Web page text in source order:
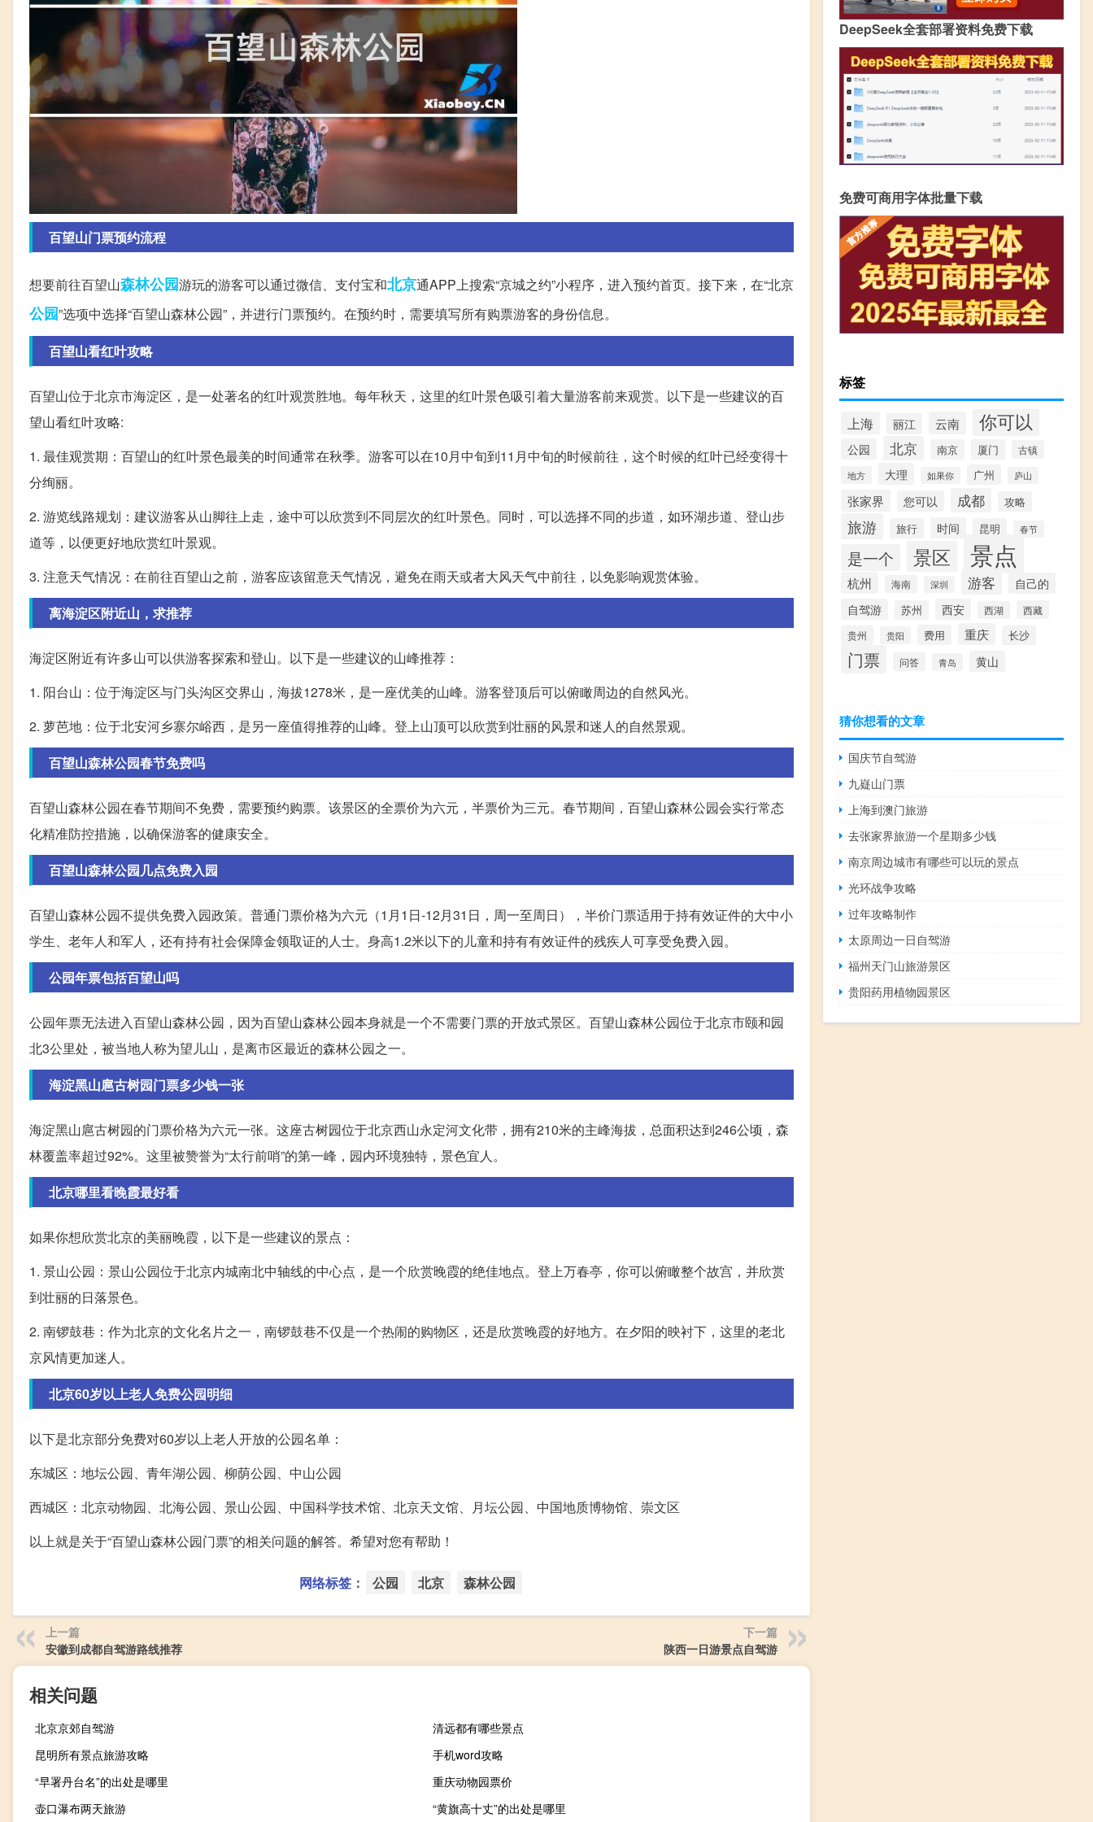
百望山门票预约流程
想要前往百望山森林公园游玩的游客可以通过微信、支付宝和北京通APP上搜索“京城之约”小程序，进入预约首页。接下来，在“北京
公园”选项中选择“百望山森林公园”，并进行门票预约。在预约时，需要填写所有购票游客的身份信息。
百望山看红叶攻略
百望山位于北京市海淀区，是一处著名的红叶观赏胜地。每年秋天，这里的红叶景色吸引着大量游客前来观赏。以下是一些建议的百
望山看红叶攻略:
1. 最佳观赏期：百望山的红叶景色最美的时间通常在秋季。游客可以在10月中旬到11月中旬的时候前往，这个时候的红叶已经变得十
分绚丽。
2. 游览线路规划：建议游客从山脚往上走，途中可以欣赏到不同层次的红叶景色。同时，可以选择不同的步道，如环湖步道、登山步
道等，以便更好地欣赏红叶景观。
3. 注意天气情况：在前往百望山之前，游客应该留意天气情况，避免在雨天或者大风天气中前往，以免影响观赏体验。
离海淀区附近山，求推荐
海淀区附近有许多山可以供游客探索和登山。以下是一些建议的山峰推荐：
1. 阳台山：位于海淀区与门头沟区交界山，海拔1278米，是一座优美的山峰。游客登顶后可以俯瞰周边的自然风光。
2. 萝芭地：位于北安河乡寨尔峪西，是另一座值得推荐的山峰。登上山顶可以欣赏到壮丽的风景和迷人的自然景观。
百望山森林公园春节免费吗
百望山森林公园在春节期间不免费，需要预约购票。该景区的全票价为六元，半票价为三元。春节期间，百望山森林公园会实行常态
化精准防控措施，以确保游客的健康安全。
百望山森林公园几点免费入园
百望山森林公园不提供免费入园政策。普通门票价格为六元（1月1日-12月31日，周一至周日），半价门票适用于持有效证件的大中小
学生、老年人和军人，还有持有社会保障金领取证的人士。身高1.2米以下的儿童和持有有效证件的残疾人可享受免费入园。
公园年票包括百望山吗
公园年票无法进入百望山森林公园，因为百望山森林公园本身就是一个不需要门票的开放式景区。百望山森林公园位于北京市颐和园
北3公里处，被当地人称为望儿山，是离市区最近的森林公园之一。
海淀黑山扈古树园门票多少钱一张
海淀黑山扈古树园的门票价格为六元一张。这座古树园位于北京西山永定河文化带，拥有210米的主峰海拔，总面积达到246公顷，森
林覆盖率超过92%。这里被赞誉为“太行前哨”的第一峰，园内环境独特，景色宜人。
北京哪里看晚霞最好看
如果你想欣赏北京的美丽晚霞，以下是一些建议的景点：
1. 景山公园：景山公园位于北京内城南北中轴线的中心点，是一个欣赏晚霞的绝佳地点。登上万春亭，你可以俯瞰整个故宫，并欣赏
到壮丽的日落景色。
2. 南锣鼓巷：作为北京的文化名片之一，南锣鼓巷不仅是一个热闹的购物区，还是欣赏晚霞的好地方。在夕阳的映衬下，这里的老北
京风情更加迷人。
北京60岁以上老人免费公园明细
以下是北京部分免费对60岁以上老人开放的公园名单：
东城区：地坛公园、青年湖公园、柳荫公园、中山公园
西城区：北京动物园、北海公园、景山公园、中国科学技术馆、北京天文馆、月坛公园、中国地质博物馆、崇文区
以上就是关于“百望山森林公园门票”的相关问题的解答。希望对您有帮助！
网络标签： 公园 北京 森林公园
上一篇
安徽到成都自驾游路线推荐
下一篇
陕西一日游景点自驾游
相关问题
北京京郊自驾游
清远都有哪些景点
昆明所有景点旅游攻略
手机word攻略
“早署丹台名”的出处是哪里
重庆动物园票价
壶口瀑布两天旅游
“黄旗高十丈”的出处是哪里
DeepSeek全套部署资料免费下载
免费可商用字体批量下载
标签
上海 丽江 云南 你可以
公园 北京 南京 厦门 古镇
地方 大理 如果你 广州 庐山
张家界 您可以 成都 攻略
旅游 旅行 时间 昆明 春节
是一个 景区 景点
杭州 海南 深圳 游客
自己的
自驾游
苏州 西安 西湖 西藏
贵州 贵阳 费用 重庆 长沙
门票 问答 青岛 黄山
猜你想看的文章
国庆节自驾游
九嶷山门票
上海到澳门旅游
去张家界旅游一个星期多少钱
南京周边城市有哪些可以玩的景点
光环战争攻略
过年攻略制作
太原周边一日自驾游
福州天门山旅游景区
贵阳药用植物园景区